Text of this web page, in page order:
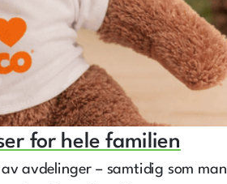
for hele familien
avdelinger – samtidig som man